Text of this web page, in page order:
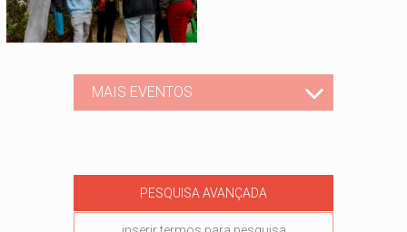
MAIS EVENTOS
PESQUISA AVANÇADA